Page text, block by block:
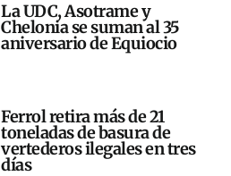
La UDC, Asotrame y
Chelonia se suman al 35
aniversario de Equiocio
Ferrol retira más de 21
toneladas de basura de
vertederos ilegales en tres
días